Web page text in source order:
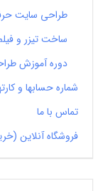
طراحی سایت
ساخت تیزر و
دوره آموزش
شماره حسابها و
تماس با ما
فروشگاه آنلاین